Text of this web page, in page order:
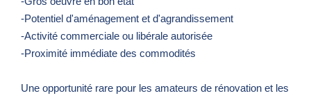
-Potentiel d'aménagement et d'agrandissement
-Activité commerciale ou libérale autorisée
-Proximité immédiate des commodités
Une opportunité rare pour les amateurs de rénovation et les